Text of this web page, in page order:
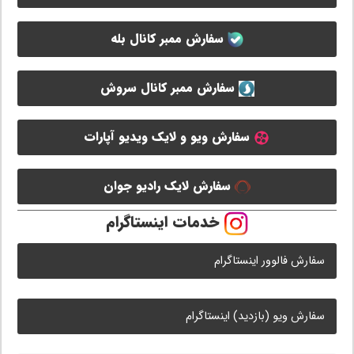
سفارش ممبر کانال بله
سفارش ممبر کانال سروش
سفارش ویو و لایک ویدیو آپارات
سفارش لایک رادیو جوان
خدمات اینستاگرام
سفارش فالوور اینستاگرام
سفارش ویو (بازدید) اینستاگرام